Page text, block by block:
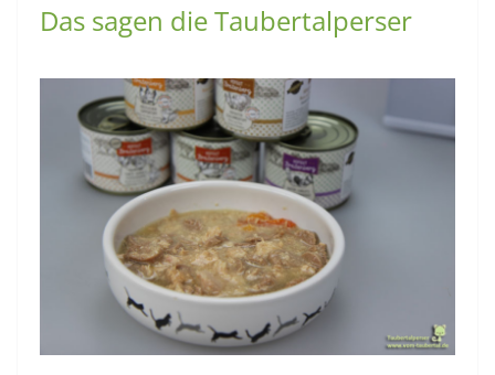
Das sagen die Taubertalperser